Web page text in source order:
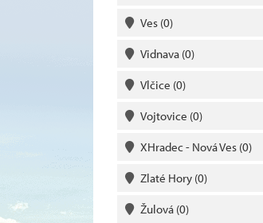
Ves (0)
Vidnava (0)
Vlčice (0)
Vojtovice (0)
XHradec - Nová Ves (0)
Zlaté Hory (0)
Žulová (0)